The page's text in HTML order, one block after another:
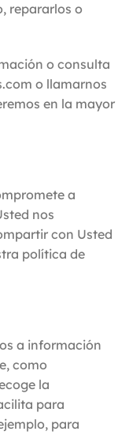
repararlos o
o consulta
o llamarnos
en la mayor
a
nos
con Usted
política de
a información
como
la
para
para